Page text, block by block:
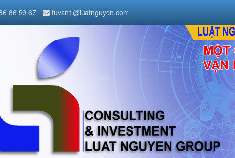
86 59 67 tuvan1@luatnguyen.com